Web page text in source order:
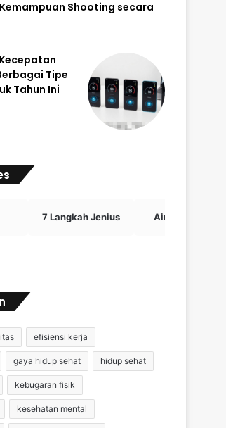
Shooting secara
Tipe
Tahun Ini
7 Langkah Jenius Airdrop Crypto
efisiensi kerja
gaya hidup sehat hidup sehat
kebugaran fisik
kesehatan mental